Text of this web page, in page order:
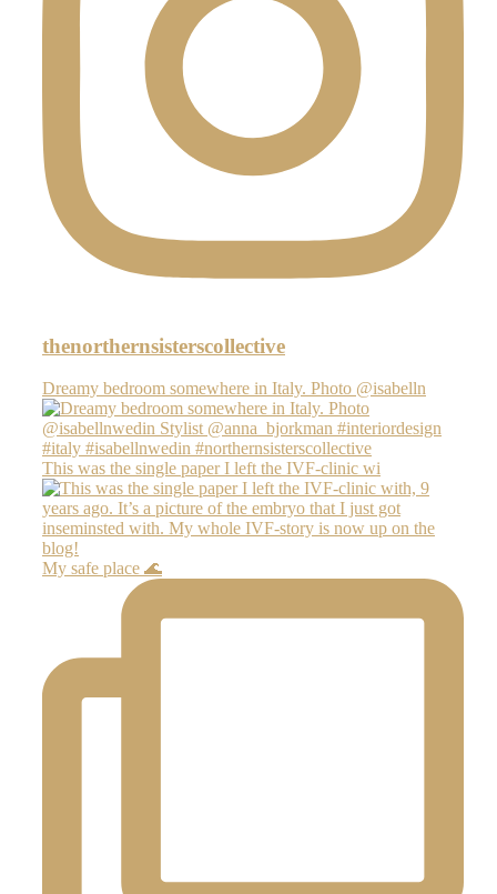
thenorthernsisterscollective
Dreamy bedroom somewhere in Italy. Photo @isabelln
This was the single paper I left the IVF-clinic wi
My safe place 🌊